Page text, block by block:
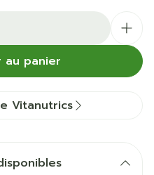
au panier
Vitanutrics